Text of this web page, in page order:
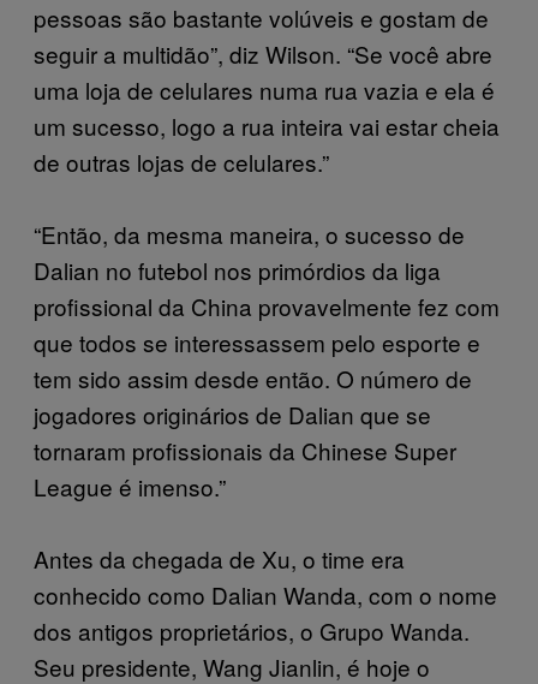
pessoas são bastante volúveis e gostam de
seguir a multidão”, diz Wilson. “Se você abre
uma loja de celulares numa rua vazia e ela é
um sucesso, logo a rua inteira vai estar cheia
de outras lojas de celulares.”
“Então, da mesma maneira, o sucesso de
Dalian no futebol nos primórdios da liga
profissional da China provavelmente fez com
que todos se interessassem pelo esporte e
tem sido assim desde então. O número de
jogadores originários de Dalian que se
tornaram profissionais da Chinese Super
League é imenso.”
Antes da chegada de Xu, o time era
conhecido como Dalian Wanda, com o nome
dos antigos proprietários, o Grupo Wanda.
Seu presidente, Wang Jianlin, é hoje o